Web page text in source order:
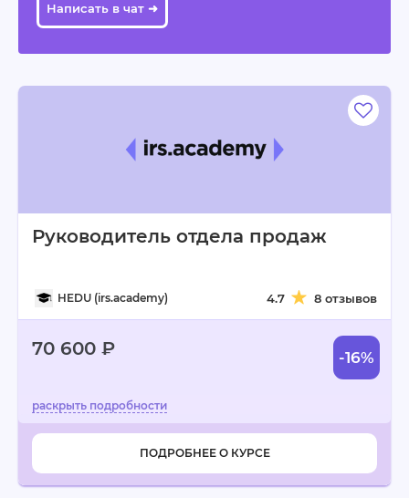
Написать в чат ➜
Руководитель отдела продаж
HEDU (irs.academy) 4.7 8 отзывов
70 600 ₽ -16%
ПОДРОБНЕЕ О КУРСЕ